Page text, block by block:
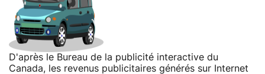
D'après le Bureau de la publicité interactive du
Canada, les revenus publicitaires générés sur Internet